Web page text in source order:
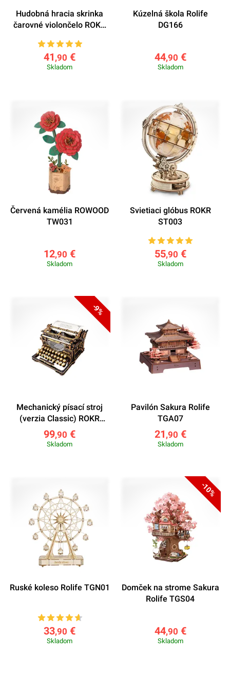
Hudobná hracia skrinka
čarovné violončelo ROKR
41 ,90 €
Skladom
Kúzelná škola Rolife
DG166
44,90 €
Skladom
Červená kamélia ROWOOD
TW031
12,90 €
Skladom
Svietiaci glóbus ROKR
ST003
55,90 €
Skladom
-9%
Mechanický písací stroj
(verzia Classic) ROKR
LK703B
99,90 €
Skladom
Pavilón Sakura Rolife
TGA07
21 ,90 €
Skladom
Ruské koleso Rolife TGN01
33,90 €
Skladom
-10%
Domček na strome Sakura
Rolife TGS04
44,90 €
Skladom